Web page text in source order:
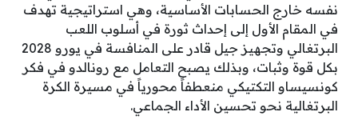
نفسه خارج الحسابات الأساسية، وهي استراتيجية تهدف
في المقام الأول إلى إحداث ثورة في أسلوب اللعب
البرتغالي وتجهيز جيل قادر على المنافسة في يورو 2028
بكل قوة وثبات، وبذلك يصبح التعامل مع رونالدو في فكر
كونسيساو التكتيكي منعطفاً محورياً في مسيرة الكرة
البرتغالية نحو تحسين الأداء الجماعي.